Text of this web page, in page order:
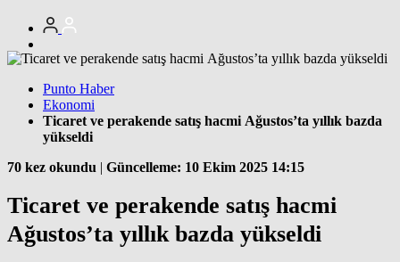
Punto Haber
Ekonomi
Ticaret ve perakende satış hacmi Ağustos’ta yıllık bazda
yükseldi
70 kez okundu | Güncelleme: 10 Ekim 2025 14:15
Ticaret ve perakende satış hacmi
Ağustos’ta yıllık bazda yükseldi